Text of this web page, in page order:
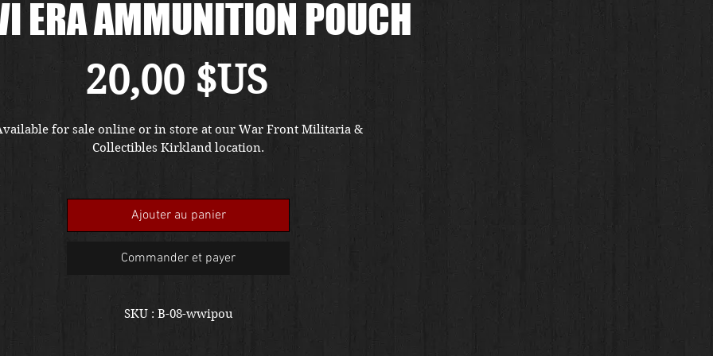
ERA AMMUNITION POUCH
20,00 $USPrix
for sale online or in store at our War Front Militaria &
Collectibles Kirkland location.
Ajouter au panier
Commander et payer
SKU : B-08-wwipou